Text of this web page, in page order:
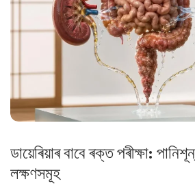
ডায়েৰিয়াৰ বাবে ৰক্ত পৰীক্ষা:
লক্ষণসমূহ